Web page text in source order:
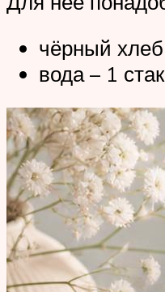
чёрный
вода – 1